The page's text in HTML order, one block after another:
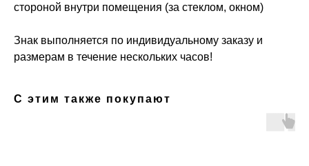
стороной внутри помещения (за стеклом, окном)
Знак выполняется по индивидуальному заказу и
размерам в течение нескольких часов!
С этим также покупают